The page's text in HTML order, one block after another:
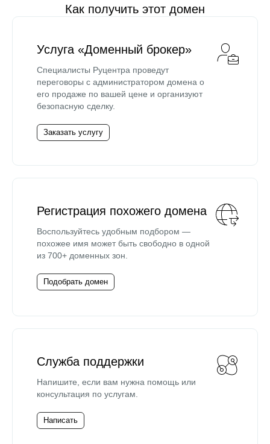
Как получить этот домен
Услуга «Доменный брокер»
Специалисты Руцентра проведут
переговоры с администратором домена о
его продаже по вашей цене и организуют
безопасную сделку.
Заказать услугу
Регистрация похожего домена
Воспользуйтесь удобным подбором —
похожее имя может быть свободно в одной
из 700+ доменных зон.
Подобрать домен
Служба поддержки
Напишите, если вам нужна помощь или
консультация по услугам.
Написать